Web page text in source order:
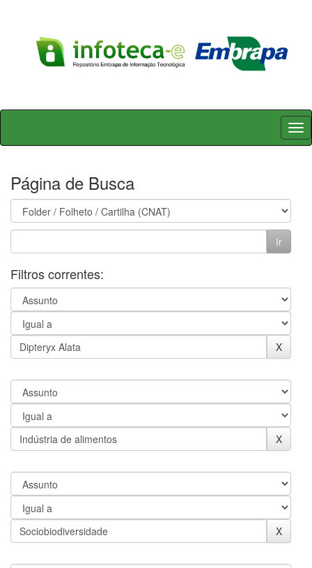
Skip
Página de Busca
Filtros correntes: